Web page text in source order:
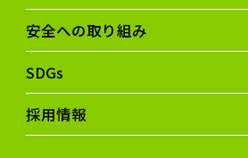
安全への取り組み
SDGs
採用情報